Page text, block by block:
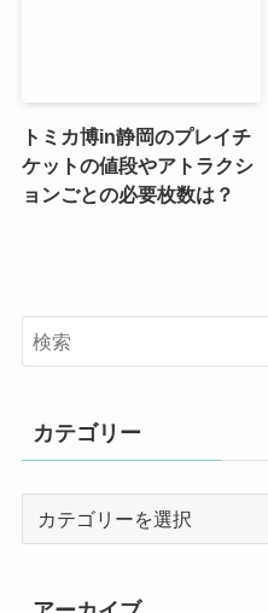
トミカ博in静岡のプレイチ
ケットの値段やアトラクシ
ョンごとの必要枚数は？
カテゴリー
リ